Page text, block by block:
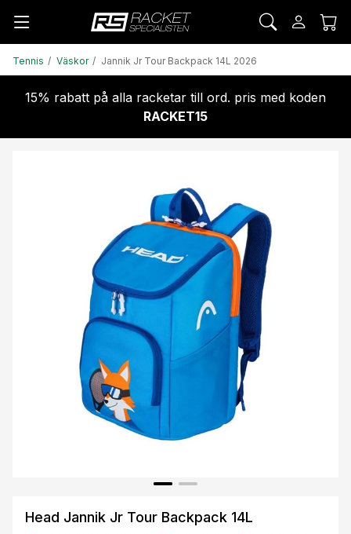
Tennis Väskor Jannik Jr Tour Backpack 14L 2026
15% rabatt på alla racketar till ord. pris med koden
RACKET15
Head Jannik Jr Tour Backpack 14L